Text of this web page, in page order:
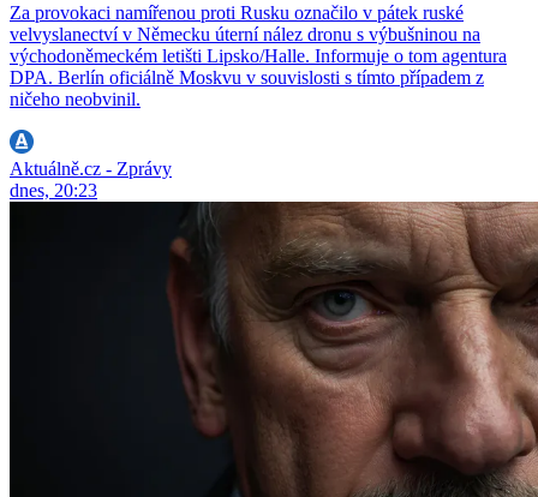
Za provokaci namířenou proti Rusku označilo v pátek ruské
velvyslanectví v Německu úterní nález dronu s výbušninou na
východoněmeckém letišti Lipsko/Halle. Informuje o tom agentura
DPA. Berlín oficiálně Moskvu v souvislosti s tímto případem z
ničeho neobvinil.
Aktuálně.cz - Zprávy
dnes, 20:23